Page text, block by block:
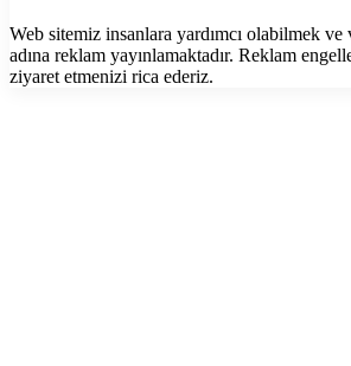
Web sitemiz insanlara yardımcı olabilmek ve
adına reklam yayınlamaktadır. Reklam
ziyaret etmenizi rica ederiz.